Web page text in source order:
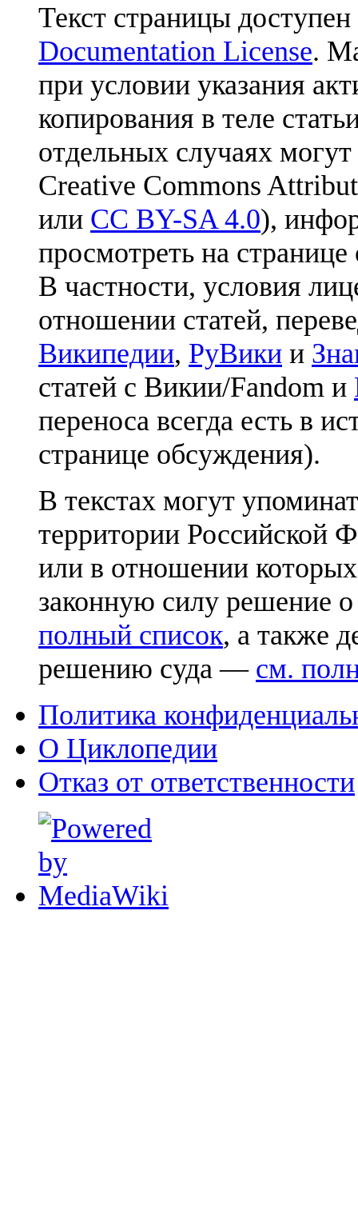
Текст страницы
Documentation License.
при условии указания
копирования в теле
отдельных случаях
Creative Commons
или CC BY-SA 4.0),
просмотреть на
В частности, условия
отношении статей,
Википедии, РуВики и
статей с Викии/Fandom и
переноса всегда есть в
странице обсуждения).
В текстах могут
территории Российской
или в отношении
законную силу решение
полный список, а также
решению суда — см.
Политика
О Циклопедии
Отказ от ответственности